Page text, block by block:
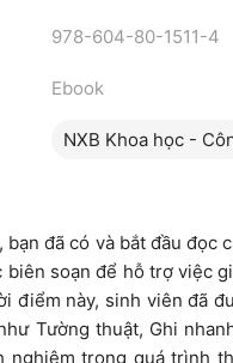
978-604-80-1511-4
Ebook
NXB Khoa học -
bạn đã có và bắt đầu
soạn để hỗ trợ việc
điểm này, sinh viên đã
Tường thuật, Ghi
nghiệm trong quá trình